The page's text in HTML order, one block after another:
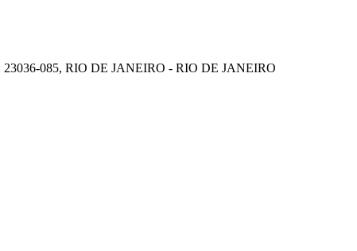
085, RIO DE JANEIRO - RIO DE JANEIRO